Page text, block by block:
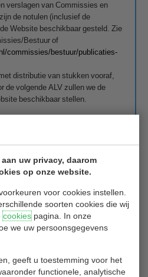
uw privacy, daarom
op onze website.
voor cookies instellen.
soorten cookies die wij
cookiespagina. In onze
we uw persoonsgegevens
geeft u toestemming voor het
functionele, analytische
verslagen van Commissies en
de notulen (inclusief de
Website beschikbaar gesteld. Zie
Bestuur of
commissies/bestuur/publicaties-
distributie van stukken vooraf,
de volgende ALV zullen we de
beschikbaar stellen.
Communicatie en Publicatie.
het beleid voor 2020 vormen.
zijn: Ledenbehoud en -werving, een
voor leden en het verbeteren van
leden en partners van het golfpark.
en begeleiden van nieuwe
ambassadeurschap vanuit de club
wedstrijden voor de golfclub
van wedstrijduren).